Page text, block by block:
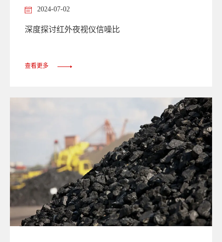
2024-07-02
深度探讨红外夜视仪信噪比
查看更多